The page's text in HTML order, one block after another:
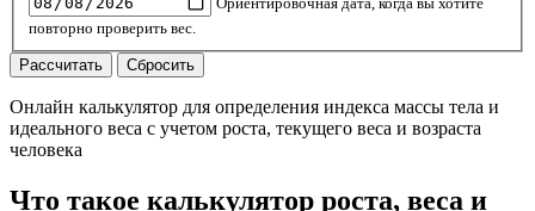
повторно проверить вес.
Рассчитать Сбросить
Онлайн калькулятор для определения индекса массы тела и
идеального веса с учетом роста, текущего веса и возраста
человека
Что такое калькулятор роста, веса и